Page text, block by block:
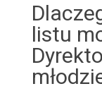
listu